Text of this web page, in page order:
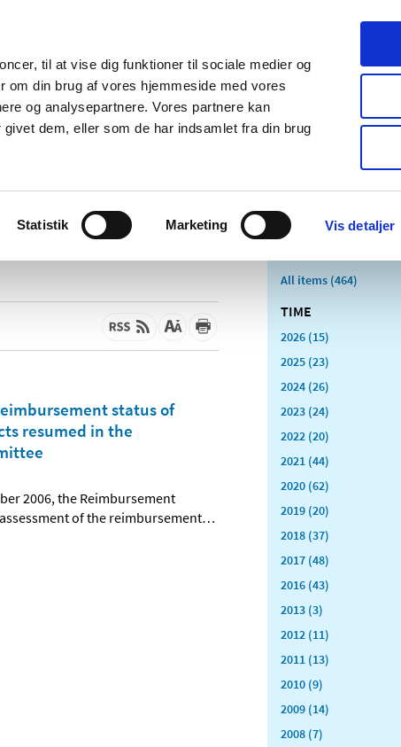
til at vise dig funktioner til sociale medier og
din brug af vores hjemmeside med vores
og analysepartnere. Vores partnere kan
dem, eller som de har indsamlet fra din brug
Statistik Marketing Vis detaljer
News About us Contact us Publications
and
Pharmacies and sale of
Medical
Special
status of
resumed in the
2006, the Reimbursement
of the reimbursement…
All items (464)
TIME
2026 (15)
2025 (23)
2024 (26)
2023 (24)
2022 (20)
2021 (44)
2020 (62)
2019 (20)
2018 (37)
2017 (48)
2016 (43)
2013 (3)
2012 (11)
2011 (13)
2010 (9)
2009 (14)
2008 (7)